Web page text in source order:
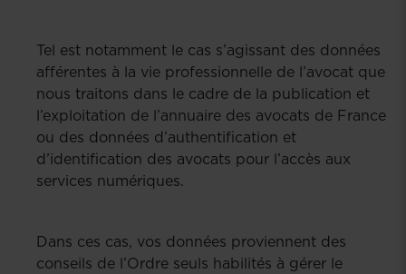
Tel est notamment le cas s’agissant des données
afférentes à la vie professionnelle de l’avocat que
nous traitons dans le cadre de la publication et
l’exploitation de l’annuaire des avocats de France
ou des données d’authentification et
d’identification des avocats pour l’accès aux
services numériques.
Dans ces cas, vos données proviennent des
conseils de l’Ordre seuls habilités à gérer le